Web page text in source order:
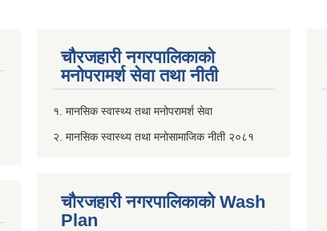
चौरजहारी नगरपालिकाको
मनोपरामर्श सेवा तथा नीती
१. मानसिक स्वास्थ्य तथा मनोपरामर्श सेवा
२. मानसिक स्वास्थ्य तथा मनोसामाजिक नीती २०८१
चौरजहारी नगरपालिकाको Wash
Plan